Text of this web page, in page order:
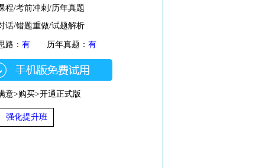
程/考前冲刺/历年真题
话/错题重做/试题解析
路： 有 历年真题： 有
意>购买>开通正式版
强化提升班